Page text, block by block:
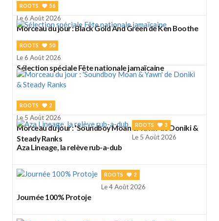
ROOTS 56
Le 6 Août 2026
Morceau du jour : Black Gold And Green de Ken Boothe
ROOTS 50
Le 6 Août 2026
Sélection spéciale Fête nationale jamaïcaine
ROOTS 2
Le 5 Août 2026
Morceau du jour : 'Soundboy Moan & Yawn' de Doniki &
Steady Ranks
ROOTS 3
Le 5 Août 2026
Aza Lineage, la relève rub-a-dub
ROOTS 2
Le 4 Août 2026
Journée 100% Protoje